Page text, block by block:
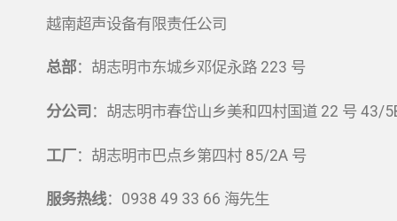
越南超声设备有限责任公司
总部：胡志明市东城乡邓促永路 223 号
分公司 ：胡志明市春岱山乡美和四村国道 22 号 43/
工厂：胡志明市巴点乡第四村 85/2A 号
服务热线：0938 49 33 66 海先生